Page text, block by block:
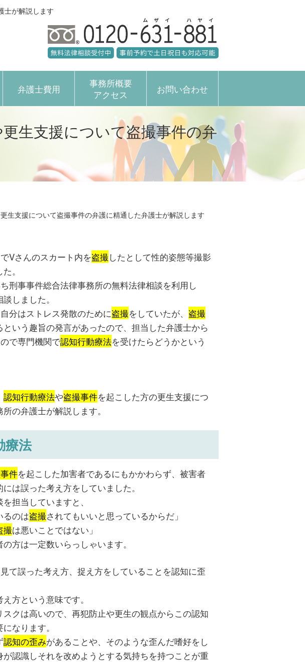
士が解説します
弁護士費用
事務所概要
アクセス
お問い合わせ
生支援について盗撮事件の弁
支援について盗撮事件の弁護に精通した弁護士が解説します
Vさんのスカート内を盗撮したとして性的姿態等撮影
。
刑事事件総合法律事務所の無料法律相談を利用し
しました。
分はストレス発散のために盗撮をしていたが、 盗撮
いう趣旨の発言があったので、担当した弁護士から
で専門機関で認知行動療法を受けたらどうかという
認知行動療法や盗撮事件を起こした方の更生支援につ
の弁護士が解説します。
療法
件を起こした加害者であるにもかかわらず、被害者
は誤った考え方をしていました。
担当していますと、
るのは盗撮されてもいいと思っているからだ」
撮は悪いことではない」
方は一定数いらっしゃいます。
て誤った考え方、捉え方をしていることを認知に歪
方という意味です。
クは高いので、再犯防止や更生の観点からこの認知
なります。
認知の歪みがあることや、そのような歪んだ嗜好をし
認識しそれを改めようとする気持ちを持つことが重